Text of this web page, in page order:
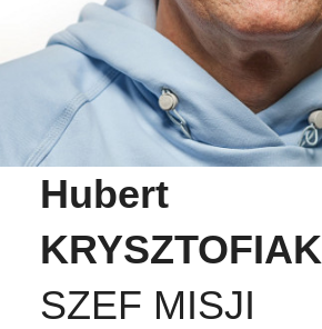
Hubert
KRYSZTOFIAK
SZEF MISJI